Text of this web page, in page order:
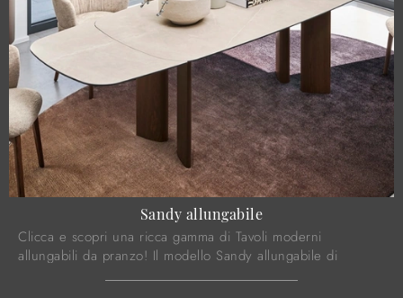
Sandy allungabile
Clicca e scopri una ricca gamma di Tavoli moderni
allungabili da pranzo! Il modello Sandy allungabile di